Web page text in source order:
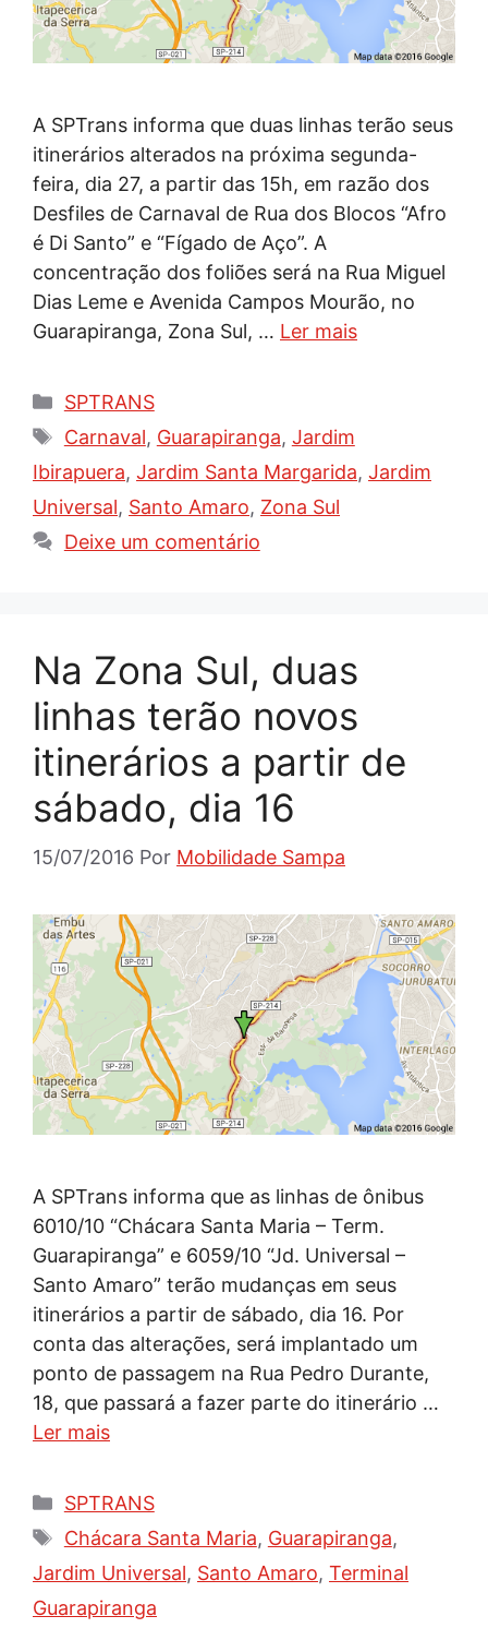
A SPTrans informa que duas linhas terão seus
itinerários alterados na próxima segunda-
feira, dia 27, a partir das 15h, em razão dos
Desfiles de Carnaval de Rua dos Blocos “Afro
é Di Santo” e “Fígado de Aço”. A
concentração dos foliões será na Rua Miguel
Dias Leme e Avenida Campos Mourão, no
Guarapiranga, Zona Sul, … Ler mais
Categorias
SPTRANS
Tags
Carnaval, Guarapiranga, Jardim
Ibirapuera, Jardim Santa Margarida, Jardim
Universal, Santo Amaro, Zona Sul
Deixe um comentário
Na Zona Sul, duas
linhas terão novos
itinerários a partir de
sábado, dia 16
15/07/2016 Por Mobilidade Sampa
A SPTrans informa que as linhas de ônibus
6010/10 “Chácara Santa Maria – Term.
Guarapiranga” e 6059/10 “Jd. Universal –
Santo Amaro” terão mudanças em seus
itinerários a partir de sábado, dia 16. Por
conta das alterações, será implantado um
ponto de passagem na Rua Pedro Durante,
18, que passará a fazer parte do itinerário …
Ler mais
Categorias
SPTRANS
Tags
Chácara Santa Maria, Guarapiranga,
Jardim Universal, Santo Amaro, Terminal
Guarapiranga